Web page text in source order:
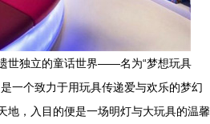
世独立的童话世界——名为“梦想玩具
一个致力于用玩具传递爱与欢乐的梦幻
地，入目的便是一场明灯与大玩具的温馨